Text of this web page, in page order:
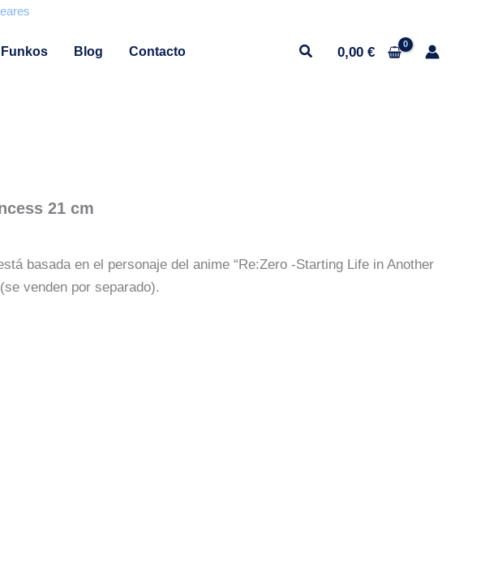
Funkos Blog Contacto 0,00 €
21 cm
basada en el personaje del anime “Re:Zero -Starting Life in Another
venden por separado).